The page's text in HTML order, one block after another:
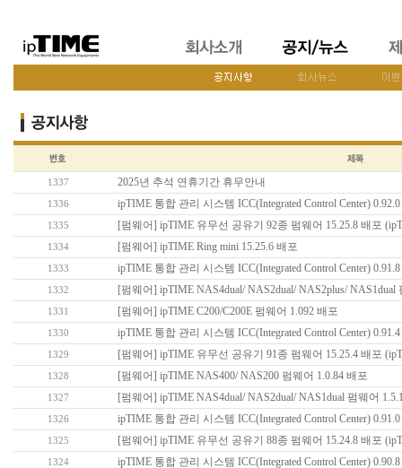
1337 2025년 추석 연휴기간 휴무안내
1336 ipTIME 통합 관리 시스템 ICC(Integrated Control Center)
1335 [펌웨어] ipTIME 유무선 공유기 92종 펌웨어 15.25.8 배포
1334 [펌웨어] ipTIME Ring mini 15.25.6 배포
1333 ipTIME 통합 관리 시스템 ICC(Integrated Control Center)
1332 [펌웨어] ipTIME NAS4dual/ NAS2dual/ NAS2plus/ NAS1dual
1331 [펌웨어] ipTIME C200/C200E 펌웨어 1.092 배포
1330 ipTIME 통합 관리 시스템 ICC(Integrated Control Center)
1329 [펌웨어] ipTIME 유무선 공유기 91종 펌웨어 15.25.4 배포
1328 [펌웨어] ipTIME NAS400/ NAS200 펌웨어 1.0.84 배포
1327 [펌웨어] ipTIME NAS4dual/ NAS2dual/ NAS1dual 펌웨어
1326 ipTIME 통합 관리 시스템 ICC(Integrated Control Center)
1325 [펌웨어] ipTIME 유무선 공유기 88종 펌웨어 15.24.8 배포
1324 ipTIME 통합 관리 시스템 ICC(Integrated Control Center)